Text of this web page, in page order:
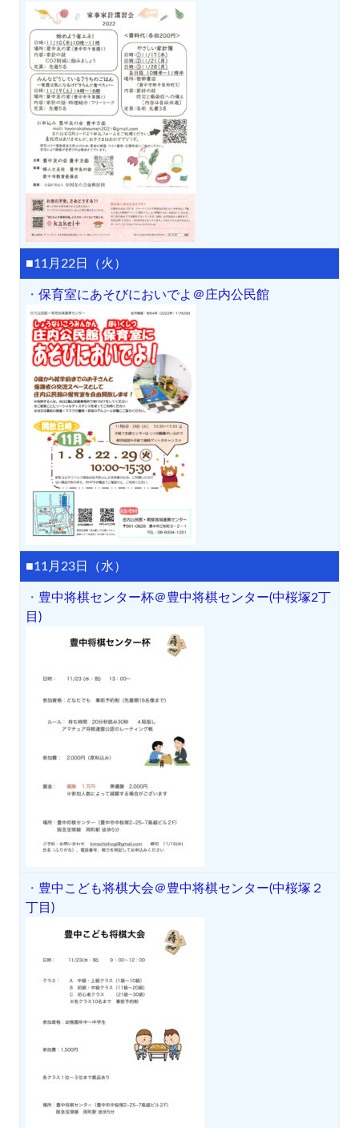
■11月22日（火）
・ 保育室にあそびにおいでよ＠庄内公民館
■11月23日（水）
・ 豊中将棋センター杯＠豊中将棋センター(中桜塚2丁
目)
・ 豊中こども将棋大会＠豊中将棋センター(中桜塚２
丁目)